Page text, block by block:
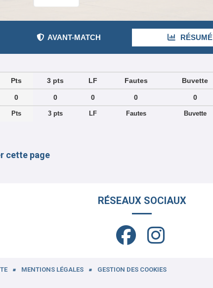
AVANT-MATCH RÉSUMÉ
Pts 3 pts LF Fautes Buvette
0 0 0 0 0
Pts 3 pts LF Fautes Buvette
cette page
RÉSEAUX SOCIAUX
MENTIONS LÉGALES GESTION DES COOKIES